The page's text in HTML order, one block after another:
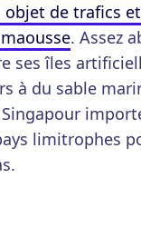
objet de trafics
. Assez
ses îles
à du sable
limitrophes